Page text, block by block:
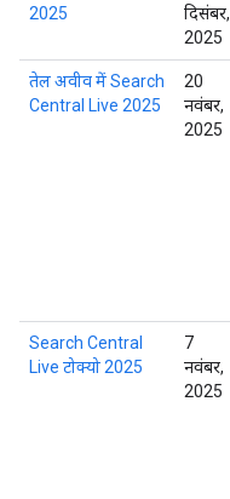
2025
दिसंबर,
2025
तेल अवीव में Search
Central Live 2025
20
नवंबर,
2025
Search Central
Live टोक्यो 2025
7
नवंबर,
2025